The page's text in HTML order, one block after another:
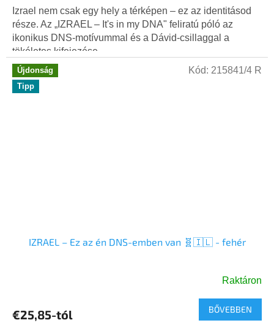
Izrael nem csak egy hely a térképen – ez az identitásod
része. Az „IZRAEL – It's in my DNA" feliratú póló az
ikonikus DNS-motívummal és a Dávid-csillaggal a
tökéletes kifejezése...
Újdonság
Tipp
IZRAEL – Ez az én DNS-emben van 🧬🇮🇱 - fehér
Raktáron
€25,85-tól BŐVEBBEN
Kód: 215841/4 R